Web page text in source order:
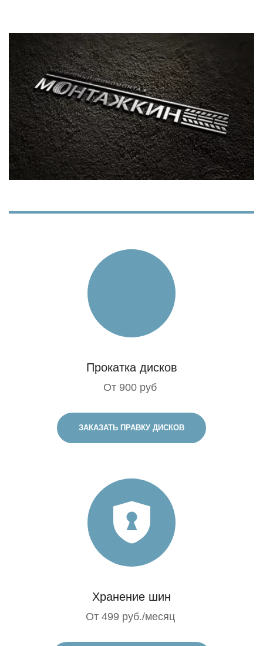
Прокатка дисков
От 900 руб
ЗАКАЗАТЬ ПРАВКУ ДИСКОВ
Хранение шин
От 499 руб./месяц